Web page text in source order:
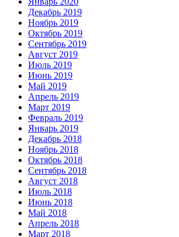
Декабрь 2019
Ноябрь 2019
Октябрь 2019
Сентябрь 2019
Август 2019
Июль 2019
Июнь 2019
Май 2019
Апрель 2019
Март 2019
Февраль 2019
Январь 2019
Декабрь 2018
Ноябрь 2018
Октябрь 2018
Сентябрь 2018
Август 2018
Июль 2018
Июнь 2018
Май 2018
Апрель 2018
Март 2018